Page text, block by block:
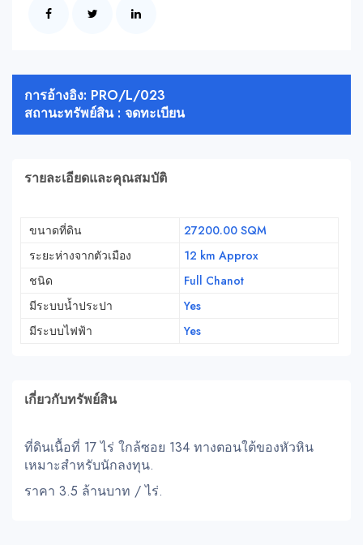
การอ้างอิง: PRO/L/023
สถานะทรัพย์สิน : จดทะเบียน
รายละเอียดและคุณสมบัติ
ขนาดที่ดิน
27200.00 SQM
ระยะห่างจากตัวเมือง
12 km Approx
ชนิด
Full Chanot
มีระบบน้ำประปา
Yes
มีระบบไฟฟ้า
Yes
เกี่ยวกับทรัพย์สิน
ที่ดินเนื้อที่ 17 ไร่ ใกล้ซอย 134 ทางตอนใต้ของหัวหิน
เหมาะสำหรับนักลงทุน.
ราคา 3.5 ล้านบาท / ไร่.